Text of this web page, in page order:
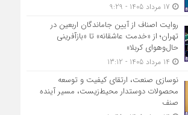
روایت اصناف از آیین جاماندگان اربعین در
تهران؛ از «خدمت عاشقانه» تا «بازآفرینی
حال‌وهوای کربلا»
نوسازی صنعت، ارتقای کیفیت و توسعه
محصولات دوستدار محیط‌زیست، مسیر آینده
صنف